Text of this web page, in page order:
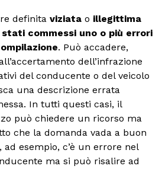
definita viziata o illegittima
stati commessi uno o più errori
. Può accadere,
dell’infrazione
del conducente o del veicolo
una descrizione errata
In tutti questi casi, il
può chiedere un ricorso ma
che la domanda vada a buon
esempio, c’è un errore nel
ma si può risalire ad